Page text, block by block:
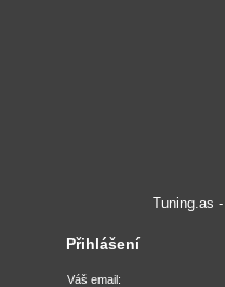
Tuning.as
Přihlášení
Váš email: